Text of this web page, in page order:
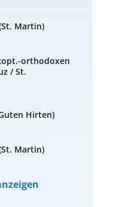
Martin)
orthodoxen
/ St.
Hirten)
Martin)